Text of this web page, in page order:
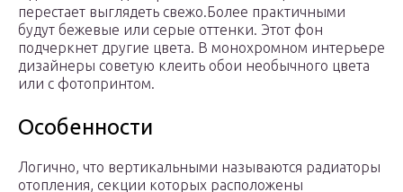
перестает выглядеть свежо.Более практичными
будут бежевые или серые оттенки. Этот фон
подчеркнет другие цвета. В монохромном интерьере
дизайнеры советую клеить обои необычного цвета
или с фотопринтом.
Особенности
Логично, что вертикальными называются радиаторы
отопления, секции которых расположены